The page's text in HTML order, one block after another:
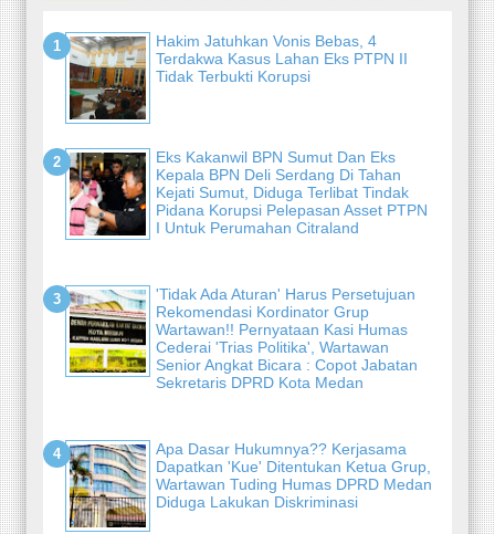
Hakim Jatuhkan Vonis Bebas, 4
Terdakwa Kasus Lahan Eks PTPN II
Tidak Terbukti Korupsi
Eks Kakanwil BPN Sumut Dan Eks
Kepala BPN Deli Serdang Di Tahan
Kejati Sumut, Diduga Terlibat Tindak
Pidana Korupsi Pelepasan Asset PTPN
I Untuk Perumahan Citraland
'Tidak Ada Aturan' Harus Persetujuan
Rekomendasi Kordinator Grup
Wartawan!! Pernyataan Kasi Humas
Cederai 'Trias Politika', Wartawan
Senior Angkat Bicara : Copot Jabatan
Sekretaris DPRD Kota Medan
Apa Dasar Hukumnya?? Kerjasama
Dapatkan 'Kue' Ditentukan Ketua Grup,
Wartawan Tuding Humas DPRD Medan
Diduga Lakukan Diskriminasi